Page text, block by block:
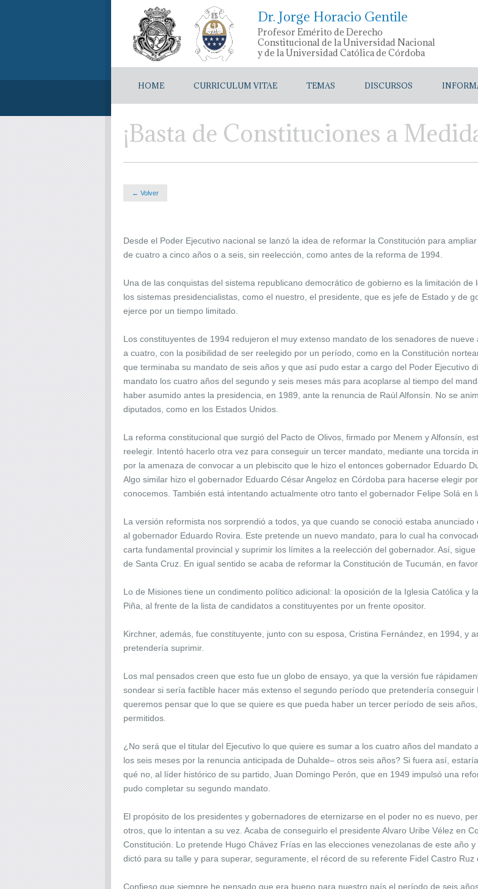
Dr. Jorge Horacio Gentile
Profesor Emérito de Derecho
Constitucional de la Universidad Nacional
y de la Universidad Católica de Córdoba
HOME CURRICULUM VITAE TEMAS DISCURSOS
¡Basta de Constituciones a
← Volver
Desde el Poder Ejecutivo nacional se lanzó la idea de reformar la Constitución para
de cuatro a cinco años o a seis, sin reelección, como antes de la reforma de 1994.
Una de las conquistas del sistema republicano democrático de gobierno es la limitación
los sistemas presidencialistas, como el nuestro, el presidente, que es jefe de Estado y de
ejerce por un tiempo limitado.
Los constituyentes de 1994 redujeron el muy extenso mandato de los senadores de
a cuatro, con la posibilidad de ser reelegido por un período, como en la Constitución
que terminaba su mandato de seis años y que así pudo estar a cargo del Poder Ejecutivo
mandato los cuatro años del segundo y seis meses más para acoplarse al tiempo del
haber asumido antes la presidencia, en 1989, ante la renuncia de Raúl Alfonsín. No se
diputados, como en los Estados Unidos.
La reforma constitucional que surgió del Pacto de Olivos, firmado por Menem y Alfonsín,
reelegir. Intentó hacerlo otra vez para conseguir un tercer mandato, mediante una torcida
por la amenaza de convocar a un plebiscito que le hizo el entonces gobernador Eduardo
Algo similar hizo el gobernador Eduardo César Angeloz en Córdoba para hacerse elegir
conocemos. También está intentando actualmente otro tanto el gobernador Felipe Solá en
La versión reformista nos sorprendió a todos, ya que cuando se conoció estaba
al gobernador Eduardo Rovira. Este pretende un nuevo mandato, para lo cual ha
carta fundamental provincial y suprimir los límites a la reelección del gobernador. Así,
de Santa Cruz. En igual sentido se acaba de reformar la Constitución de Tucumán, en
Lo de Misiones tiene un condimento político adicional: la oposición de la Iglesia Católica y
Piña, al frente de la lista de candidatos a constituyentes por un frente opositor.
Kirchner, además, fue constituyente, junto con su esposa, Cristina Fernández, en 1994, y
pretendería suprimir.
Los mal pensados creen que esto fue un globo de ensayo, ya que la versión fue
sondear si sería factible hacer más extenso el segundo período que pretendería
queremos pensar que lo que se quiere es que pueda haber un tercer período de seis
permitidos.
¿No será que el titular del Ejecutivo lo que quiere es sumar a los cuatro años del
los seis meses por la renuncia anticipada de Duhalde– otros seis años? Si fuera así,
qué no, al líder histórico de su partido, Juan Domingo Perón, que en 1949 impulsó una
pudo completar su segundo mandato.
El propósito de los presidentes y gobernadores de eternizarse en el poder no es nuevo,
otros, que lo intentan a su vez. Acaba de conseguirlo el presidente Alvaro Uribe Vélez en
Constitución. Lo pretende Hugo Chávez Frías en las elecciones venezolanas de este año
dictó para su talle y para superar, seguramente, el récord de su referente Fidel Castro Ruz
Confieso que siempre he pensado que era bueno para nuestro país el período de seis